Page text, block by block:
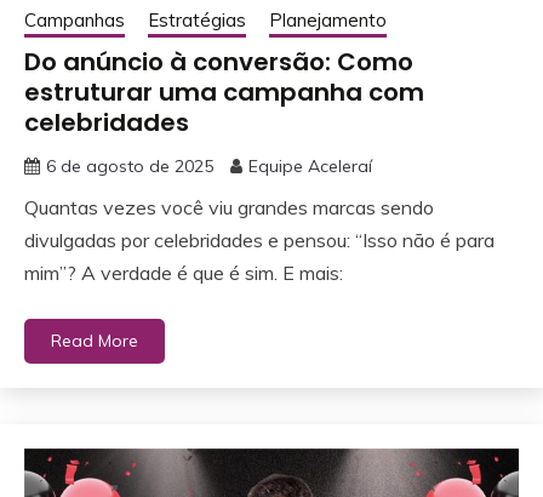
Campanhas Estratégias Planejamento
Do anúncio à conversão: Como
estruturar uma campanha com
celebridades
6 de agosto de 2025 Equipe Aceleraí
Quantas vezes você viu grandes marcas sendo
divulgadas por celebridades e pensou: “Isso não é para
mim”? A verdade é que é sim. E mais:
Read More